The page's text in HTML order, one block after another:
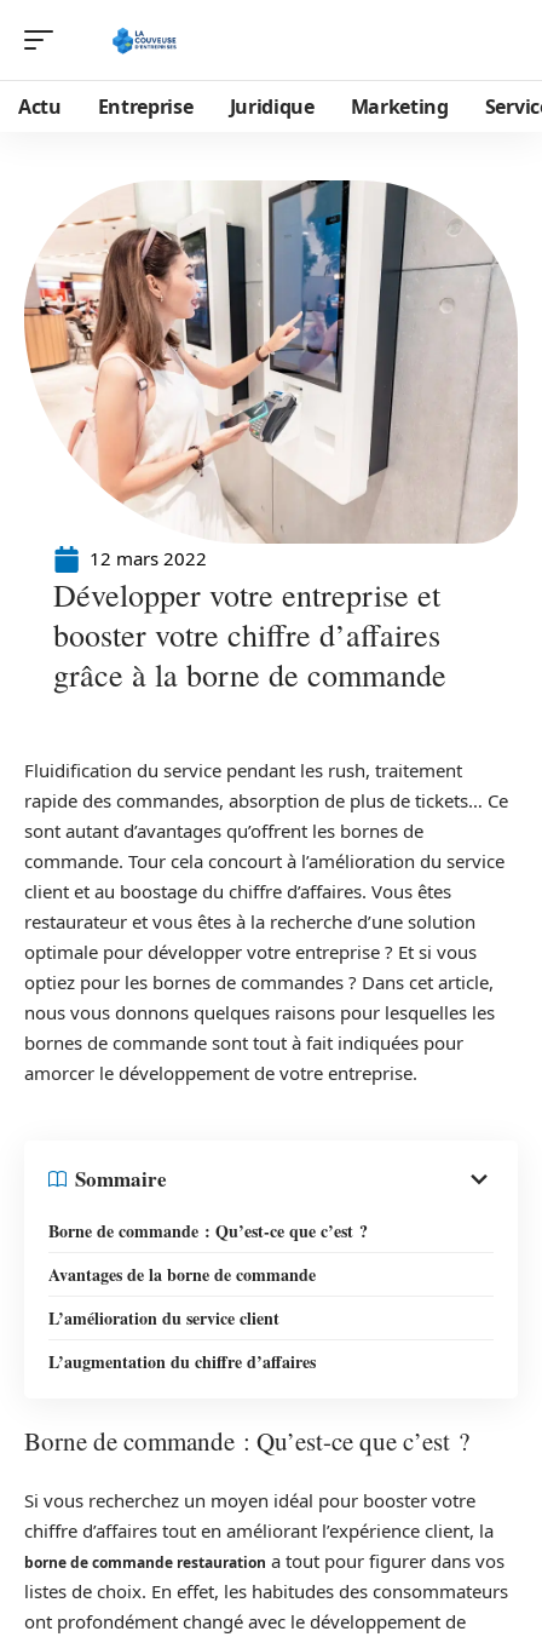
Actu Entreprise Juridique Marketing
12 mars 2022
Développer votre entreprise et
booster votre chiffre d’affaires
grâce à la borne de commande
Fluidification du service pendant les rush, traitement
rapide des commandes, absorption de plus de tickets… Ce
sont autant d’avantages qu’offrent les bornes de
commande. Tour cela concourt à l’amélioration du service
client et au boostage du chiffre d’affaires. Vous êtes
restaurateur et vous êtes à la recherche d’une solution
optimale pour développer votre entreprise ? Et si vous
optiez pour les bornes de commandes ? Dans cet article,
nous vous donnons quelques raisons pour lesquelles les
bornes de commande sont tout à fait indiquées pour
amorcer le développement de votre entreprise.
Sommaire
Borne de commande : Qu’est-ce que c’est ?
Avantages de la borne de commande
L’amélioration du service client
L’augmentation du chiffre d’affaires
Borne de commande : Qu’est-ce que c’est ?
Si vous recherchez un moyen idéal pour booster votre
chiffre d’affaires tout en améliorant l’expérience client, la
borne de commande restauration a tout pour figurer dans vos
listes de choix. En effet, les habitudes des consommateurs
ont profondément changé avec le développement de